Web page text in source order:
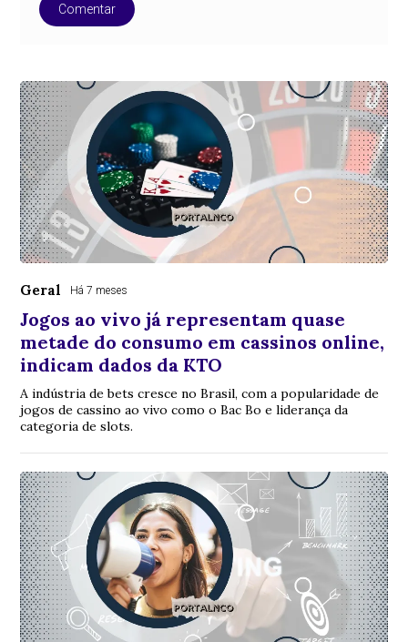
Comentar
Geral Há 7 meses
Jogos ao vivo já representam quase
metade do consumo em cassinos online,
indicam dados da KTO
A indústria de bets cresce no Brasil, com a popularidade de
jogos de cassino ao vivo como o Bac Bo e liderança da
categoria de slots.